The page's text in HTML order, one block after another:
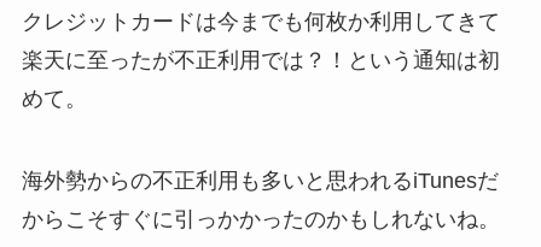
クレジットカードは今までも何枚か利用してきて
楽天に至ったが不正利用では？！という通知は初
めて。
海外勢からの不正利用も多いと思われるiTunesだ
からこそすぐに引っかかったのかもしれないね。